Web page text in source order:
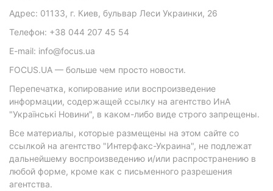
Адрес: 01133, г. Киев, бульвар Леси Украинки, 26
Телефон: +38 044 207 45 54
E-mail: info@focus.ua
FOCUS.UA — больше чем просто новости.
Перепечатка, копирование или воспроизведение
информации, содержащей ссылку на агентство ИнА
"Українські Новини", в каком-либо виде строго запрещены.
Все материалы, которые размещены на этом сайте со
ссылкой на агентство "Интерфакс-Украина", не подлежат
дальнейшему воспроизведению и/или распространению в
любой форме, кроме как с письменного разрешения
агентства.